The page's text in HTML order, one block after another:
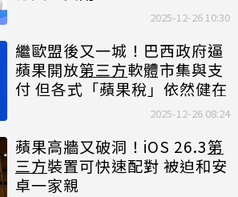
2025-12-26 10:30
繼歐盟後又一城！巴西政府逼
蘋果開放第三方軟體市集與支
付 但各式「蘋果稅」依然健在
2025-12-26 08:24
蘋果高牆又破洞！iOS 26.3第
三方裝置可快速配對 被迫和安
卓一家親